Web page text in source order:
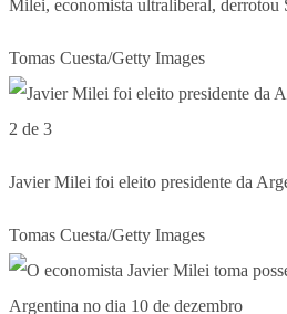
Milei, economista ultraliberal, derrotou
Tomas Cuesta/Getty Images
2 de 3
Javier Milei foi eleito presidente da
Tomas Cuesta/Getty Images